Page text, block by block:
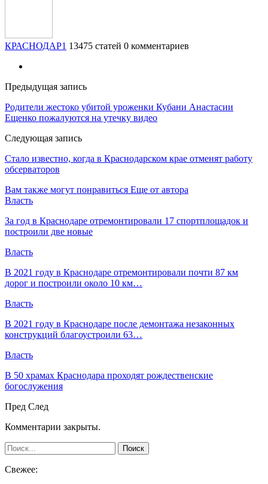
КРАСНОДАР1 13475 статей 0 комментариев
Предыдущая запись
Родители жестоко убитой уроженки Кубани Анастасии
Ещенко пожалуются на утечку видео
Следующая запись
Стало известно, когда в Краснодарском крае отменят работу
обсерваторов
Вам также могут понравиться Еще от автора
Власть
За год в Краснодаре отремонтировали 17 спортплощадок и
построили две новые
Власть
В 2021 году в Краснодаре отремонтировали почти 87 км
дорог и построили около 10 км…
Власть
В 2021 году в Краснодаре после демонтажа незаконных
конструкций благоустроили 63…
Власть
В 50 храмах Краснодара проходят рождественские
богослужения
Пред След
Комментарии закрыты.
Свежее: